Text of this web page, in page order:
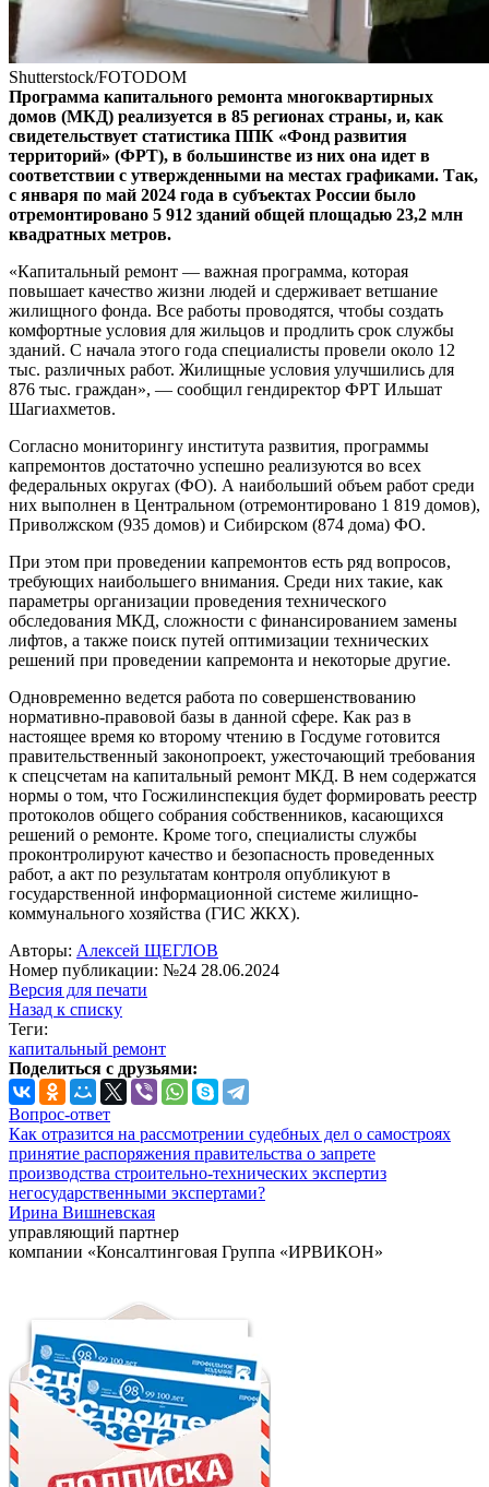
Shutterstock/FOTODOM
Программа капитального ремонта многоквартирных
домов (МКД) реализуется в 85 регионах страны, и, как
свидетельствует статистика ППК «Фонд развития
территорий» (ФРТ), в большинстве из них она идет в
соответствии с утвержденными на местах графиками. Так,
с января по май 2024 года в субъектах России было
отремонтировано 5 912 зданий общей площадью 23,2 млн
квадратных метров.
«Капитальный ремонт — важная программа, которая
повышает качество жизни людей и сдерживает ветшание
жилищного фонда. Все работы проводятся, чтобы создать
комфортные условия для жильцов и продлить срок службы
зданий. С начала этого года специалисты провели около 12
тыс. различных работ. Жилищные условия улучшились для
876 тыс. граждан», — сообщил гендиректор ФРТ Ильшат
Шагиахметов.
Согласно мониторингу института развития, программы
капремонтов достаточно успешно реализуются во всех
федеральных округах (ФО). А наибольший объем работ среди
них выполнен в Центральном (отремонтировано 1 819 домов),
Приволжском (935 домов) и Сибирском (874 дома) ФО.
При этом при проведении капремонтов есть ряд вопросов,
требующих наибольшего внимания. Среди них такие, как
параметры организации проведения технического
обследования МКД, сложности с финансированием замены
лифтов, а также поиск путей оптимизации технических
решений при проведении капремонта и некоторые другие.
Одновременно ведется работа по совершенствованию
нормативно-правовой базы в данной сфере. Как раз в
настоящее время ко второму чтению в Госдуме готовится
правительственный законопроект, ужесточающий требования
к спецсчетам на капитальный ремонт МКД. В нем содержатся
нормы о том, что Госжилинспекция будет формировать реестр
протоколов общего собрания собственников, касающихся
решений о ремонте. Кроме того, специалисты службы
проконтролируют качество и безопасность проведенных
работ, а акт по результатам контроля опубликуют в
государственной информационной системе жилищно-
коммунального хозяйства (ГИС ЖКХ).
Авторы: Алексей ЩЕГЛОВ
Номер публикации: №24 28.06.2024
Версия для печати
Назад к списку
Теги:
капитальный ремонт
Поделиться с друзьями:
Вопрос-ответ
Как отразится на рассмотрении судебных дел о самостроях
принятие распоряжения правительства о запрете
производства строительно-технических экспертиз
негосударственными экспертами?
Ирина Вишневская
управляющий партнер
компании «Консалтинговая Группа «ИРВИКОН»